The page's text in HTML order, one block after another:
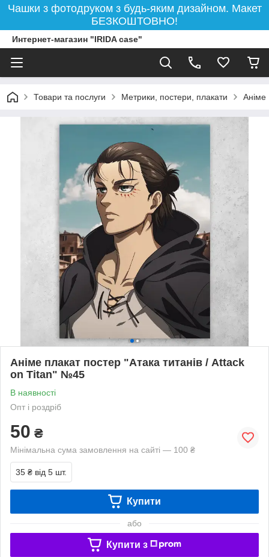
Чашки з фотодруком з будь-яким дизайном. Макет
БЕЗКОШТОВНО!
Интернет-магазин "IRIDA case"
Товари та послуги Метрики, постери, плакати Аніме
Аніме плакат постер "Атака титанів / Attack
on Titan" №45
В наявності
Опт і роздріб
50 ₴
Мінімальна сума замовлення на сайті — 100 ₴
35 ₴ від 5 шт.
Купити
або
Купити з